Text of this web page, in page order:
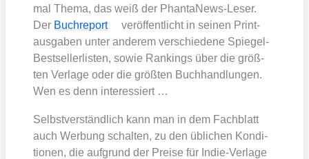
mal The­ma, das weiß der Phan­ta­News-Leser.
Der Buch­re­port
ver­öf­fent­licht in sei­nen Print­
aus­ga­ben unter ande­rem ver­schie­de­ne Spie­gel-
Best­sel­ler­lis­ten, sowie Ran­kings über die größ­
ten Ver­la­ge oder die größ­ten Buch­hand­lun­gen.
Wen es denn inter­es­siert …
Selbst­ver­ständ­lich kann man in dem Fach­blatt
auch Wer­bung schal­ten, zu den übli­chen Kon­di­
tio­nen, die auf­grund der Prei­se für Indie-Ver­la­ge